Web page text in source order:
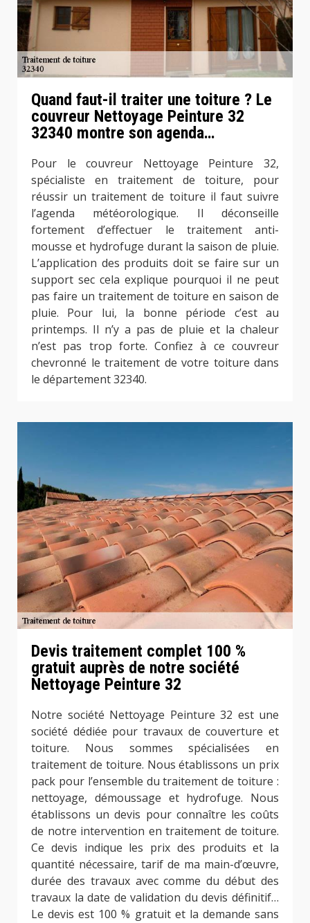
Quand faut-il traiter une toiture ? Le
couvreur Nettoyage Peinture 32
32340 montre son agenda…
Pour le couvreur Nettoyage Peinture 32,
spécialiste en traitement de toiture, pour
réussir un traitement de toiture il faut suivre
l’agenda météorologique. Il déconseille
fortement d’effectuer le traitement anti-
mousse et hydrofuge durant la saison de pluie.
L’application des produits doit se faire sur un
support sec cela explique pourquoi il ne peut
pas faire un traitement de toiture en saison de
pluie. Pour lui, la bonne période c’est au
printemps. Il n’y a pas de pluie et la chaleur
n’est pas trop forte. Confiez à ce couvreur
chevronné le traitement de votre toiture dans
le département 32340.
Devis traitement complet 100 %
gratuit auprès de notre société
Nettoyage Peinture 32
Notre société Nettoyage Peinture 32 est une
société dédiée pour travaux de couverture et
toiture. Nous sommes spécialisées en
traitement de toiture. Nous établissons un prix
pack pour l’ensemble du traitement de toiture :
nettoyage, démoussage et hydrofuge. Nous
établissons un devis pour connaître les coûts
de notre intervention en traitement de toiture.
Ce devis indique les prix des produits et la
quantité nécessaire, tarif de ma main-d’œuvre,
durée des travaux avec comme du début des
travaux la date de validation du devis définitif…
Le devis est 100 % gratuit et la demande sans